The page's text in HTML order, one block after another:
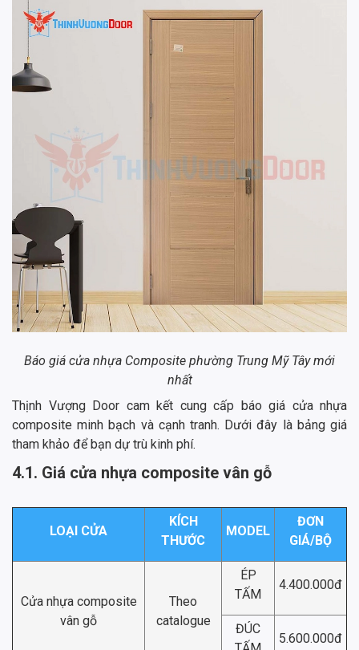
Báo giá cửa nhựa Composite phường Trung Mỹ Tây mới
nhất
Thịnh Vượng Door cam kết cung cấp báo giá cửa nhựa
composite minh bạch và cạnh tranh. Dưới đây là bảng giá
tham khảo để bạn dự trù kinh phí.
4.1. Giá cửa nhựa composite vân gỗ
LOẠI CỬA
KÍCH
THƯỚC
MODEL
ĐƠN
GIÁ/BỘ
Cửa nhựa composite
vân gỗ
Theo
catalogue
ÉP
TẤM
4.400.000đ
ĐÚC
5.600.000đ